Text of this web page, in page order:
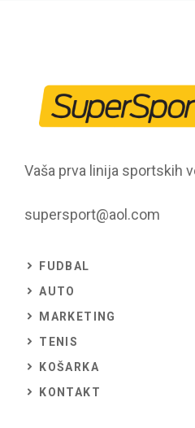
Vaša prva linija sportskih
supersport@aol.com
FUDBAL
AUTO
MARKETING
TENIS
KOŠARKA
KONTAKT